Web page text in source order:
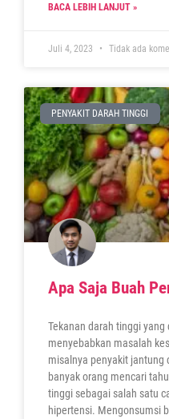
BACA LEBIH LANJUT »
Juli 4, 2023 Tidak ada
PENYAKIT DARAH TINGGI
Apa Saja Buah
Tekanan darah tinggi
menyebabkan masalah
misalnya penyakit jantung
banyak orang mencari
tinggi sebagai salah satu
hipertensi. Mengonsumsi